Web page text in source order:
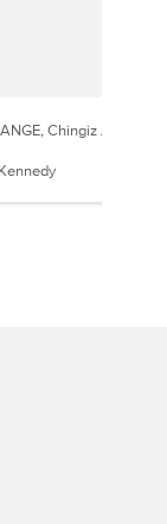
Chingiz Aitmatov